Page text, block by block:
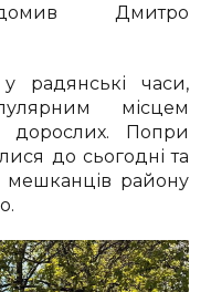
Дмитро
радянські часи,
місцем
дорослих. Попри
до сьогодні та
району